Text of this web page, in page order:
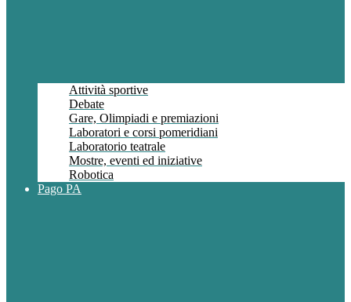
Attività sportive
Debate
Gare, Olimpiadi e premiazioni
Laboratori e corsi pomeridiani
Laboratorio teatrale
Mostre, eventi ed iniziative
Robotica
Pago PA